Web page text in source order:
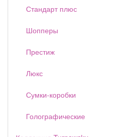
Стандарт плюс
Шопперы
Престиж
Люкс
Сумки-коробки
Голографические